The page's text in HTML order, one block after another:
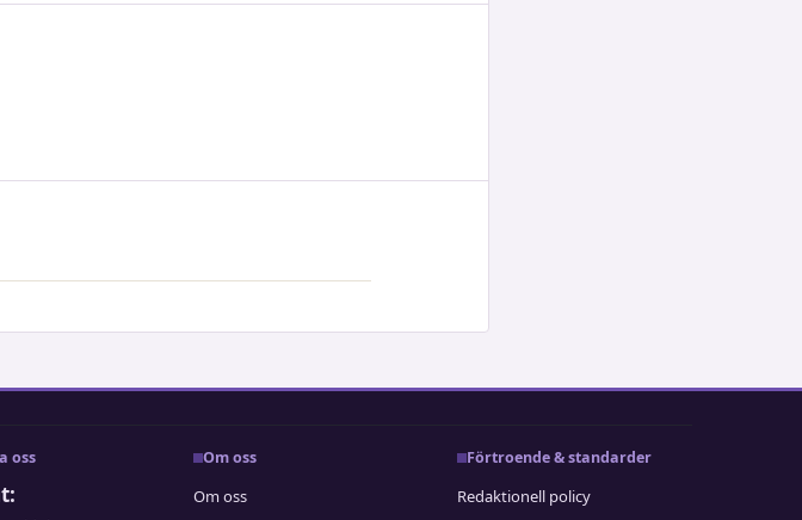
oss Om oss
Om oss
Förtroende & standarder
Redaktionell policy